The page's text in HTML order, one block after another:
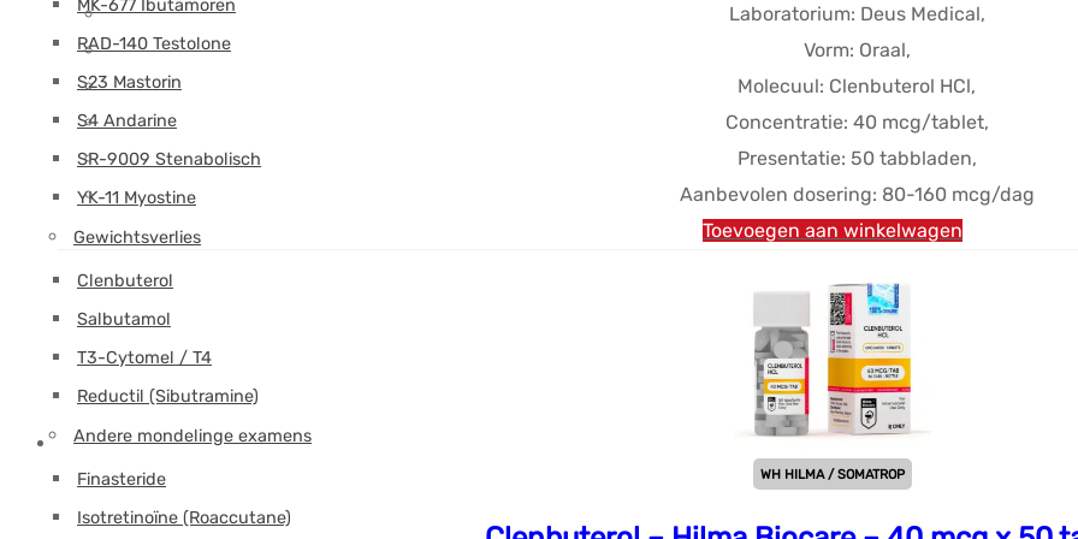
MK-677 Ibutamoren
RAD-140 Testolone
S23 Mastorin
S4 Andarine
SR-9009 Stenabolisch
YK-11 Myostine
Gewichtsverlies
Clenbuterol
Salbutamol
T3-Cytomel / T4
Reductil (Sibutramine)
Andere mondelinge examens
Finasteride
Isotretinoïne (Roaccutane)
Laboratorium: Deus Medical,
Vorm: Oraal,
Molecuul: Clenbuterol HCl,
Concentratie: 40 mcg/tablet,
Presentatie: 50 tabbladen,
Aanbevolen dosering: 80-160 mcg/dag
Toevoegen aan winkelwagen
WH HILMA / SOMATROP